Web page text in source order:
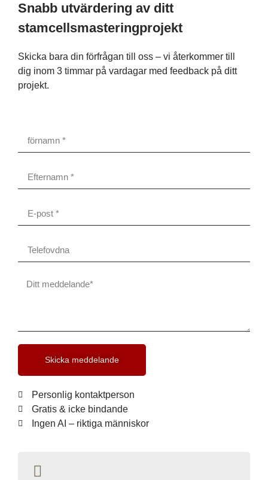
Snabb utvärdering av ditt
stamcellsmasteringprojekt
Skicka bara din förfrågan till oss – vi återkommer till
dig inom 3 timmar på vardagar med feedback på ditt
projekt.
Skicka meddelande
Personlig kontaktperson
Gratis & icke bindande
Ingen AI – riktiga människor